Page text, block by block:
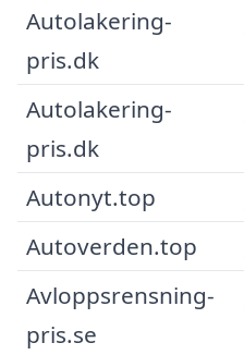
Autolakering-
pris.dk
Autolakering-
pris.dk
Autonyt.top
Autoverden.top
Avloppsrensning-
pris.se